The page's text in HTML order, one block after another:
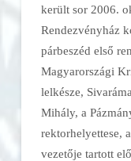
került sor 2006.
Rendezvényház
párbeszéd első
Magyarországi
lelkésze,
Mihály, a
rektorhelyettese,
vezetője tartott